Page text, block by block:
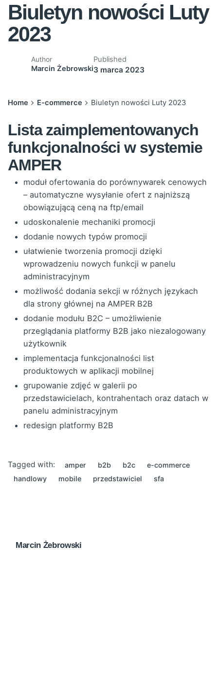
Biuletyn nowości Luty
2023
Author
Marcin Żebrowski
Published
3 marca 2023
Home E-commerce Biuletyn nowości Luty 2023
Lista zaimplementowanych
funkcjonalności w systemie
AMPER
moduł ofertowania do porównywarek cenowych
– automatyczne wysyłanie ofert z najniższą
obowiązującą ceną na ftp/email
udoskonalenie mechaniki promocji
dodanie nowych typów promocji
ułatwienie tworzenia promocji dzięki
wprowadzeniu nowych funkcji w panelu
administracyjnym
możliwość dodania sekcji w różnych językach
dla strony głównej na AMPER B2B
dodanie modułu B2C – umożliwienie
przeglądania platformy B2B jako niezalogowany
użytkownik
implementacja funkcjonalności list
produktowych w aplikacji mobilnej
grupowanie zdjęć w galerii po
przedstawicielach, kontrahentach oraz datach w
panelu administracyjnym
redesign platformy B2B
Tagged with: amper b2b b2c
e-commerce
handlowy
mobile przedstawiciel sfa
Marcin Żebrowski